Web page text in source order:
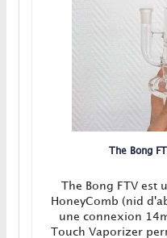
The Bong
The Bong FTV est
HoneyComb (nid
une connexion
Touch Vaporizer